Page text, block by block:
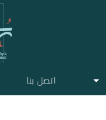
اتصل بنا